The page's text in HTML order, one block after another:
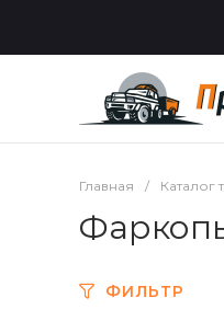
Главная / Каталог
ФИЛЬТР